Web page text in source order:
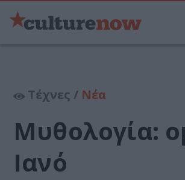
Τέχνες / Νέα
Μυθολογία:
Ιανό